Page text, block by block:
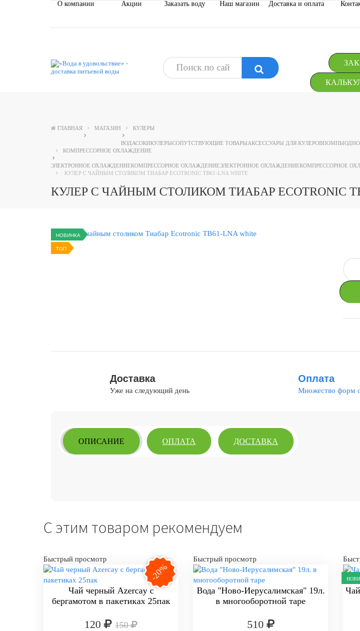
О компании Акции Заказать воду Наш магазин Доставка и оплата
ГЛАВНАЯ МАГАЗИН КУЛЕРЫ
ВОДАСОКИКУЛЕРЫСОПУТСТВУЮЩИЕ ТОВАРЫАКСЕССУАРЫ ДЛЯ КУЛЕРОВПОМПЫ
КОМПРЕССОРНОЕ ОХЛАЖДЕНИЕ
ЭЛЕКТРОННОЕ ОХЛАЖДЕНИЕКОМПРЕССОРНОЕ ОХЛАЖДЕНИЕЭЛЕКТРОННОЕ ОХЛАЖДЕНИЕКОМПРЕССОРНОЕ
КУЛЕР С ЧАЙНЫМ СТОЛИКОМ ТИАБАР ECOTRONIC TB61-LNA WHITE
КУЛЕР С ЧАЙНЫМ СТОЛИКОМ ТИАБАР ECOTRONIC
НОВИНКА
ТОП
Доставка
Уже на следующий день
Оплата
Множество форм
ОПИСАНИЕ ОПЛАТА ДОСТАВКА
С этим товаром рекомендуем
Быстрый просмотр
-20%
Чай черный Azercay с
бергамотом в пакетиках 25пак
120 150
Быстрый просмотр
Вода "Ново-Иерусалимская" 19л.
в многооборотной таре
510